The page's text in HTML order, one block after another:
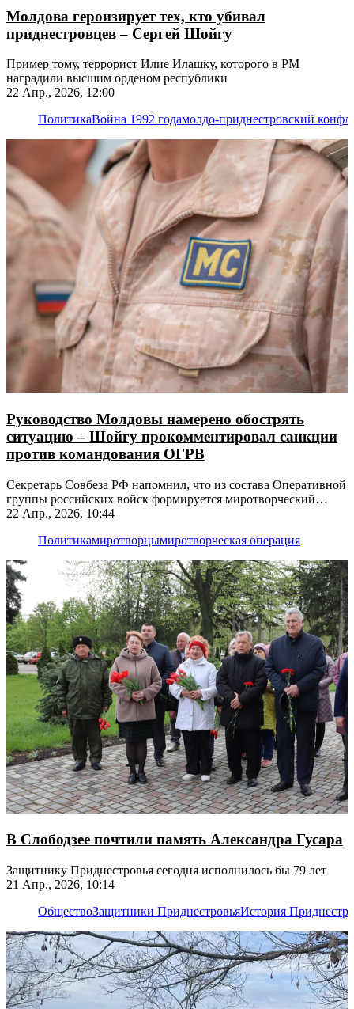
Молдова героизирует тех, кто убивал
приднестровцев – Сергей Шойгу
Пример тому, террорист Илие Илашку, которого в РМ
наградили высшим орденом республики
22 Апр., 2026, 12:00
ПолитикаВойна 1992 годамолдо-приднестровский
Руководство Молдовы намерено обострять
ситуацию – Шойгу прокомментировал санкции
против командования ОГРВ
Секретарь Совбеза РФ напомнил, что из состава Оперативной
группы российских войск формируется миротворческий
контингент
22 Апр., 2026, 10:44
Политикамиротворцымиротворческая операция
В Слободзее почтили память Александра Гусара
Защитнику Приднестровья сегодня исполнилось бы 79 лет
21 Апр., 2026, 10:14
ОбществоЗащитники ПриднестровьяИстория